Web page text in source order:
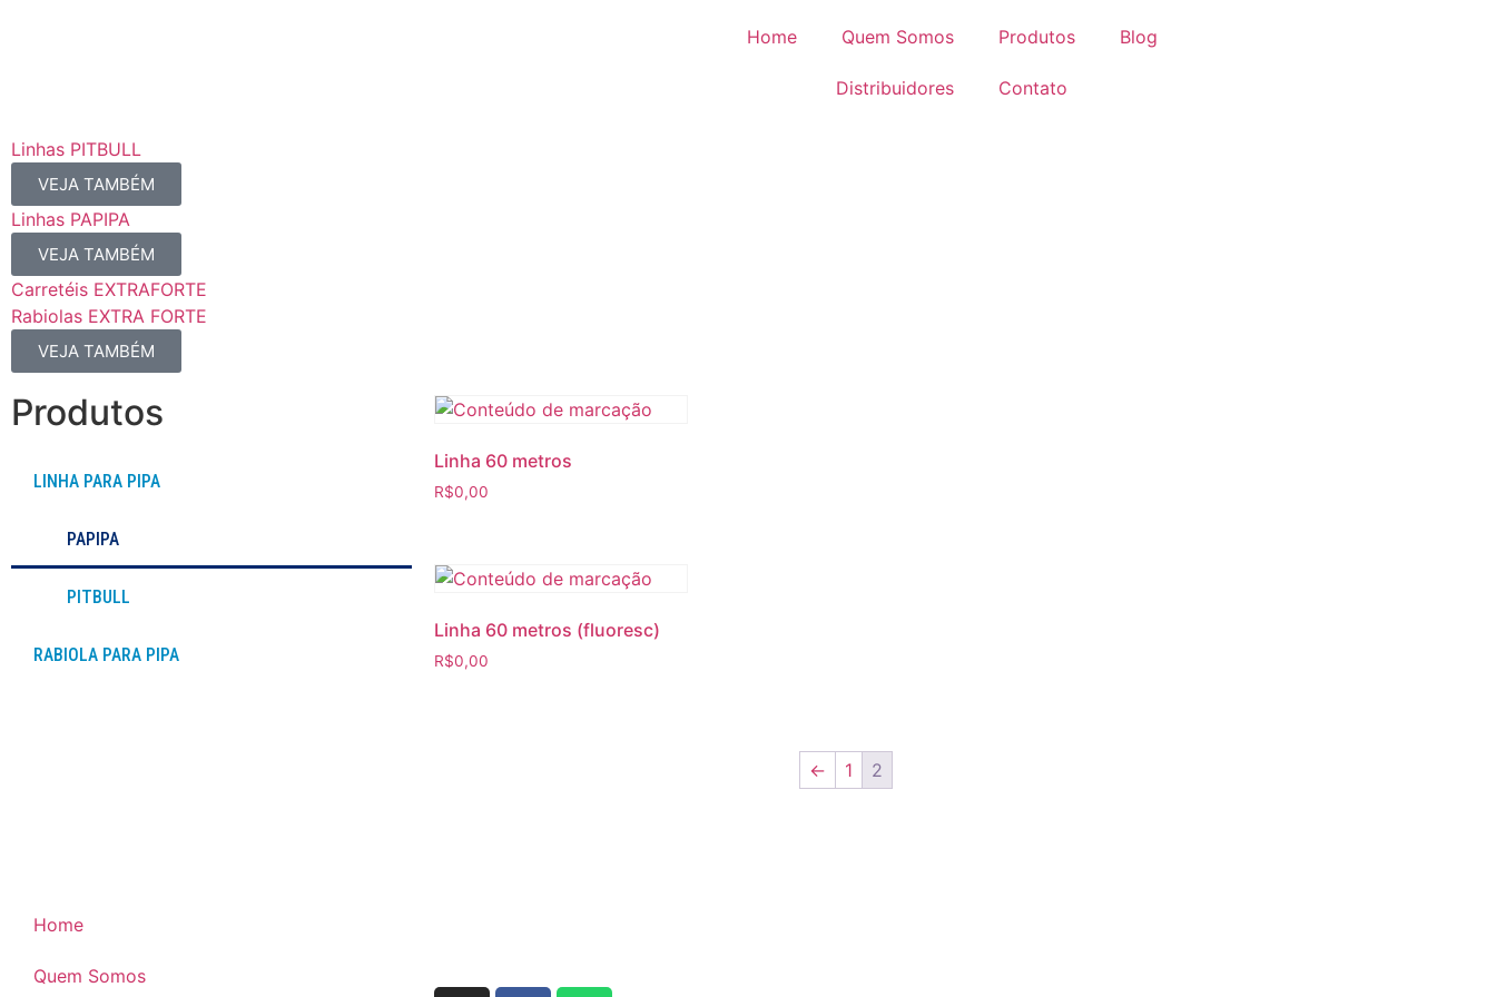
Home Quem Somos Produtos Blog
Distribuidores Contato
Linhas PITBULL
VEJA TAMBÉM
Linhas PAPIPA
VEJA TAMBÉM
Carretéis EXTRAFORTE
Rabiolas EXTRA FORTE
VEJA TAMBÉM
Produtos
LINHA PARA PIPA
PAPIPA
PITBULL
RABIOLA PARA PIPA
Linha 60 metros
R$0,00
Linha 60 metros (fluoresc)
R$0,00
← 1 2
Home
Quem Somos